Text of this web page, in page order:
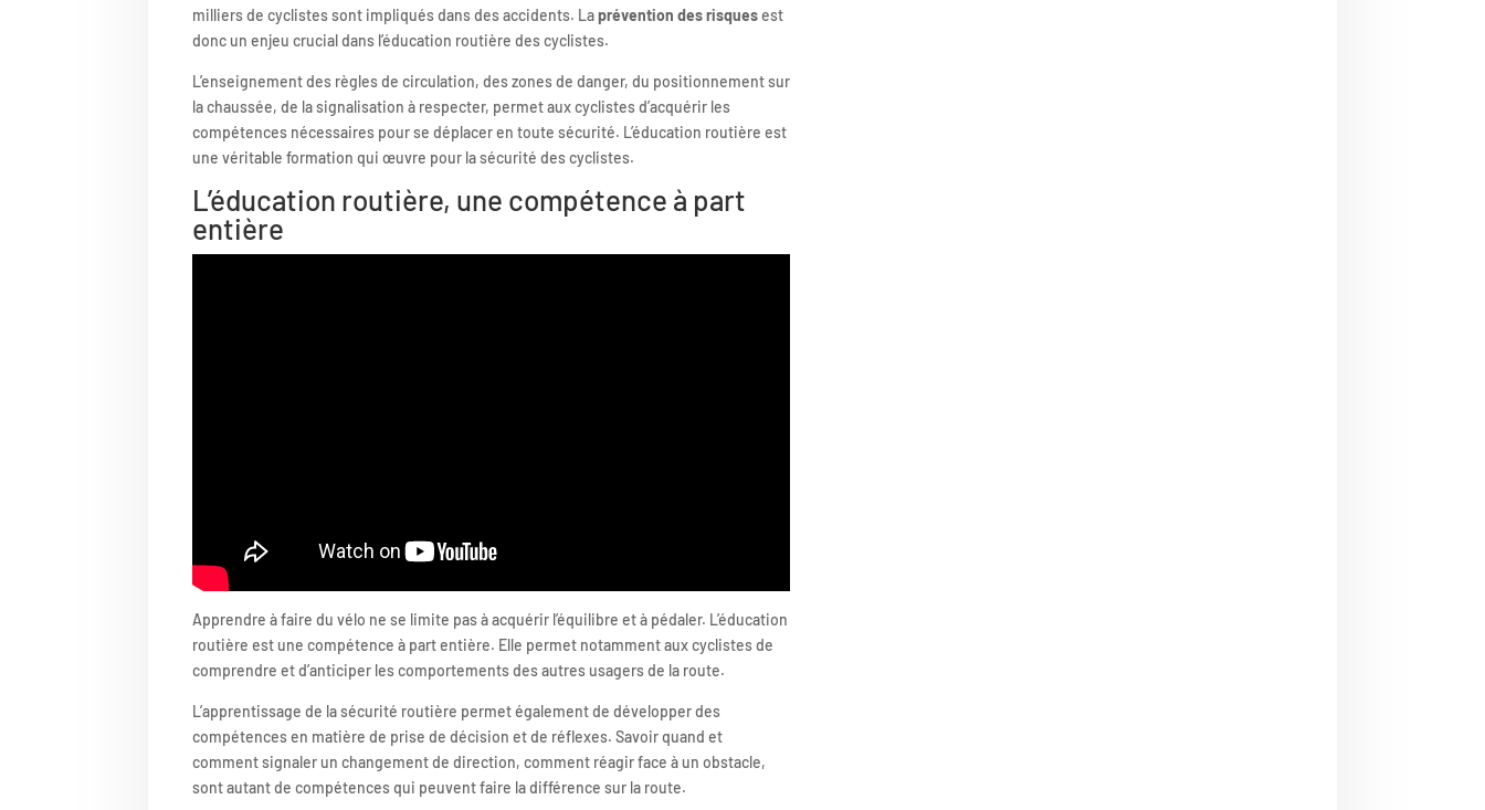
milliers de cyclistes sont impliqués dans des accidents. Laprévention des risquesest
donc un enjeu crucial dans l’éducation routière des cyclistes.
L’enseignement des règles de circulation, des zones de danger, du positionnement sur
la chaussée, de la signalisation à respecter, permet aux cyclistes d’acquérir les
compétences nécessaires pour se déplacer en toute sécurité. L’éducation routière est
une véritable formation qui œuvre pour la sécurité des cyclistes.
L’éducation routière, une compétence à part
entière
Apprendre à faire du vélo ne se limite pas à acquérir l’équilibre et à pédaler. L’éducation
routière est une compétence à part entière. Elle permet notamment aux cyclistes de
comprendre et d’anticiper les comportements des autres usagers de la route.
L’apprentissage de la sécurité routière permet également de développer des
compétences en matière de prise de décision et de réflexes. Savoir quand et
comment signaler un changement de direction, comment réagir face à un obstacle,
sont autant de compétences qui peuvent faire la différence sur la route.